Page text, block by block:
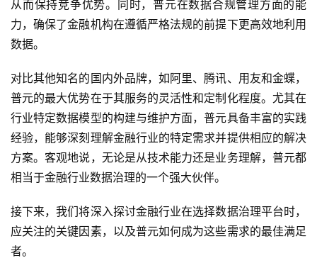
从而保持竞争优势。同时，普元在数据合规管理方面的能
力，确保了金融机构在遵循严格法规的前提下更高效地利用
数据。
对比其他知名的国内外品牌，如阿里、腾讯、用友和金蝶，
普元的最大优势在于其服务的灵活性和定制化程度。尤其在
行业特定数据模型的构建与维护方面，普元具备丰富的实践
经验，能够深刻理解金融行业的特定需求并提供相应的解决
方案。客观地说，无论是从技术能力还是业务理解，普元都
相当于金融行业数据治理的一个强大伙伴。
接下来，我们将深入探讨金融行业在选择数据治理平台时，
应关注的关键因素，以及普元如何成为这些需求的最佳满足
者。